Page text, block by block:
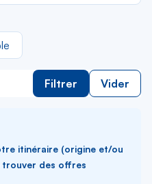
Filtrer Vider
itinéraire (origine et/ou
trouver des offres